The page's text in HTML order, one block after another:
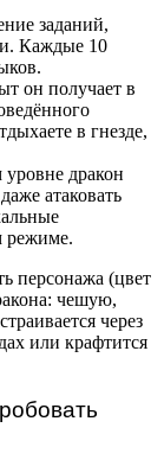
заданий,
Каждые 10
он получает в
в гнезде,
дракон
атаковать
режиме.
персонажа (цвет
чешую,
через
или крафтится